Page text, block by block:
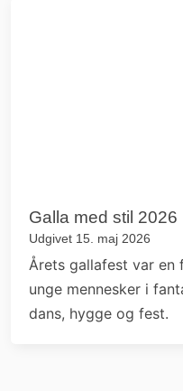
Galla med stil 2026
Udgivet 15. maj 2026
Årets gallafest var en
unge mennesker i
dans, hygge og fest.